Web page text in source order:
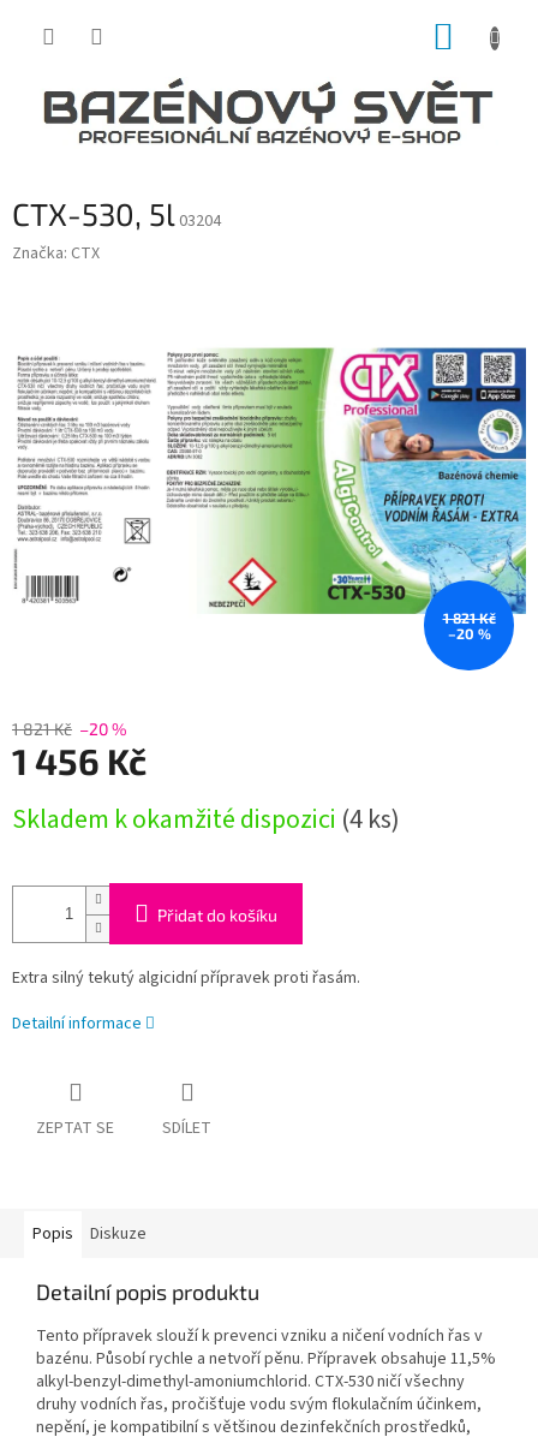
CTX-530, 5l 03204
Značka: CTX
1 821 Kč
–20 %
1 821 Kč –20 %
1 456 Kč
cena:
Skladem k okamžité dispozici (4 ks)
Přidat do košíku
Extra silný tekutý algicidní přípravek proti řasám.
Detailní informace
ZEPTAT SE SDÍLET
Popis Diskuze
Detailní popis produktu
Tento přípravek slouží k prevenci vzniku a ničení vodních řas v
bazénu. Působí rychle a netvoří pěnu. Přípravek obsahuje 11,5%
alkyl-benzyl-dimethyl-amoniumchlorid. CTX-530 ničí všechny
druhy vodních řas, pročišťuje vodu svým flokulačním účinkem,
nepění, je kompatibilní s většinou dezinfekčních prostředků,